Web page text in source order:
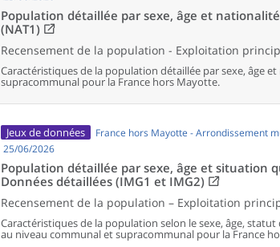
Population détaillée par sexe, âge et
(NAT1)
Recensement de la population - Exploitation
Caractéristiques de la population détaillée par sexe, âge
supracommunal pour la France hors Mayotte.
Jeux de données
France hors Mayotte - Arrondissement
25/06/2026
Population détaillée par sexe, âge et situation
Données détaillées (IMG1 et IMG2)
Recensement de la population – Exploitation
Caractéristiques de la population selon le sexe, âge,
au niveau communal et supracommunal pour la France